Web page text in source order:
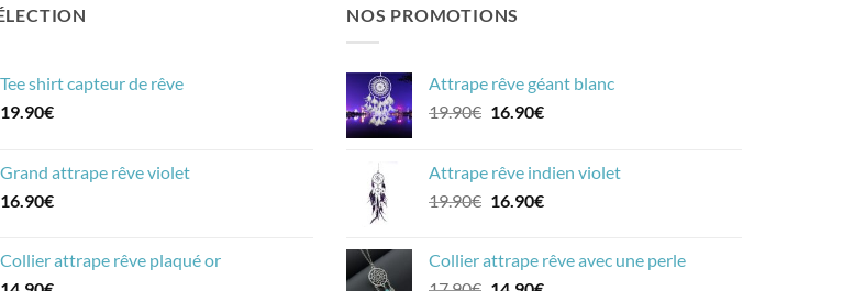
Tee shirt capteur de rêve
19.90€
Grand attrape rêve violet
16.90€
Collier attrape rêve plaqué or
NOS PROMOTIONS
Attrape rêve géant blanc
19.90€ Le
était :
19.90€.
16.90€Le
est :
16.90€.
Attrape rêve indien violet
19.90€ Le
était :
16.90€Le
est :
Collier attrape rêve avec une perle